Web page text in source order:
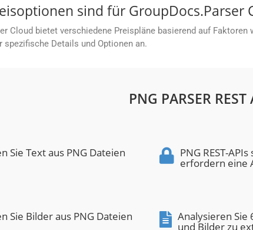
sind für GroupDocs.Parser
Cloud bietet verschiedene Preispläne basierend auf
spezifische Details und Optionen an.
PNG PARSER
Sie Text aus PNG Dateien PNG REST-
erfordern eine
Sie Bilder aus PNG Dateien Analysieren Sie
und Bilder zu